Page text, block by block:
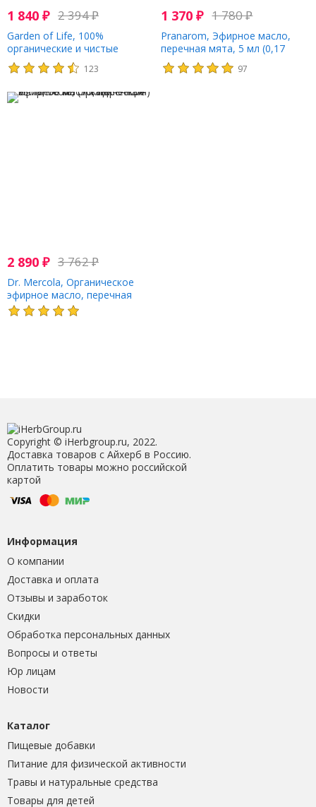
1 840 ₽ 2 394₽
Garden of Life, 100%
органические и чистые
эфирные масла, бодрящие,
перечная мята, 30 мл (1 жидк.
123
1 370₽ 1 780₽
Pranarom, Эфирное масло,
перечная мята, 5 мл (0,17
жидк. Унции)
97
2 890 ₽ 3 762₽
Dr. Mercola, Органическое
эфирное масло, перечная
мята, 30 мл (1 жидк. Унция)
Copyright © iHerbgroup.ru, 2022.
Доставка товаров с Айхерб в Россию.
Оплатить товары можно российской
картой
Информация
О компании
Доставка и оплата
Отзывы и заработок
Скидки
Обработка персональных данных
Вопросы и ответы
Юр лицам
Новости
Каталог
Пищевые добавки
Питание для физической активности
Травы и натуральные средства
Товары для детей